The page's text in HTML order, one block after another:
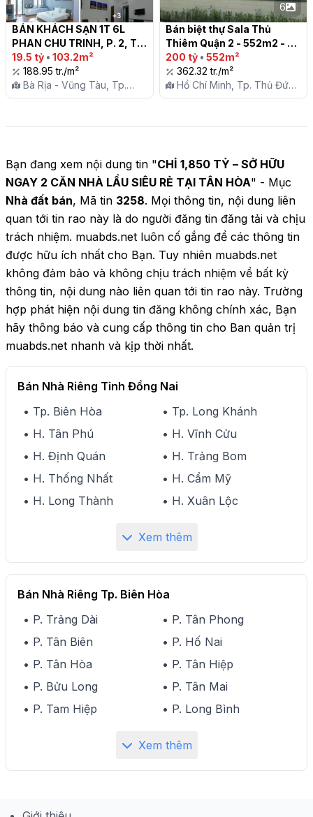
BÁN KHÁCH SẠN 1T 6L
PHAN CHU TRINH, P. 2, TP.
VŨNG TÀU
19.5 tỷ • 103.2m²
188.95 tr./m²
Bà Rịa - Vũng Tàu, Tp.
Vũng Tàu, P. 2
6
Bán biệt thự Sala Thủ
Thiêm Quận 2 - 552m2 - 5
phòng ngủ, 6 phòng tắm
200 tỷ • 552m²
362.32 tr./m²
Hồ Chí Minh, Tp. Thủ Đức,
P. An Lợi Đông
Bạn đang xem nội dung tin "CHỈ 1,850 TỶ – SỞ HỮU
NGAY 2 CĂN NHÀ LẦU SIÊU RẺ TẠI TÂN HÒA" - Mục
Nhà đất bán, Mã tin 3258. Mọi thông tin, nội dung liên
quan tới tin rao này là do người đăng tin đăng tải và chịu
trách nhiệm. muabds.net luôn cố gắng để các thông tin
được hữu ích nhất cho Bạn. Tuy nhiên muabds.net
không đảm bảo và không chịu trách nhiệm về bất kỳ
thông tin, nội dung nào liên quan tới tin rao này. Trường
hợp phát hiện nội dung tin đăng không chính xác, Bạn
hãy thông báo và cung cấp thông tin cho Ban quản trị
muabds.net nhanh và kịp thời nhất.
Bán Nhà Riêng Tỉnh Đồng Nai
• Tp. Biên Hòa
• Tp. Long Khánh
• H. Tân Phú
• H. Vĩnh Cửu
• H. Định Quán
• H. Trảng Bom
• H. Thống Nhất
• H. Cẩm Mỹ
• H. Long Thành
• H. Xuân Lộc
Xem thêm
Bán Nhà Riêng Tp. Biên Hòa
• P. Trảng Dài
• P. Tân Phong
• P. Tân Biên
• P. Hố Nai
• P. Tân Hòa
• P. Tân Hiệp
• P. Bửu Long
• P. Tân Mai
• P. Tam Hiệp
• P. Long Bình
Xem thêm